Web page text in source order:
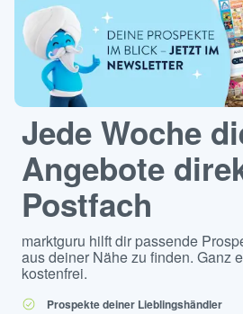
Jede Woche
Angebote
Postfach
marktguru hilft dir passende
aus deiner Nähe zu finden. Ganz
kostenfrei.
Prospekte deiner Lieblingshändler